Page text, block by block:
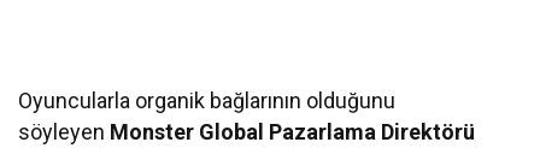
Oyuncularla organik bağlarının olduğunu
söyleyen Monster Global Pazarlama Direktörü